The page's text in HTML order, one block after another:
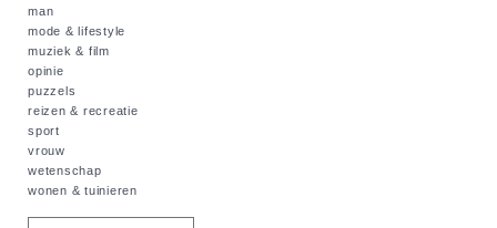
man
mode & lifestyle
muziek & film
opinie
puzzels
reizen & recreatie
sport
vrouw
wetenschap
wonen & tuinieren